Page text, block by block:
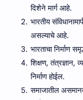
दिशेने मार्ग आहे.
भारतीय
असल्याचे आहे.
भारताचा निर्माण
शिक्षण, तंत्रज्ञान,
निर्माण होईल.
समाजातील